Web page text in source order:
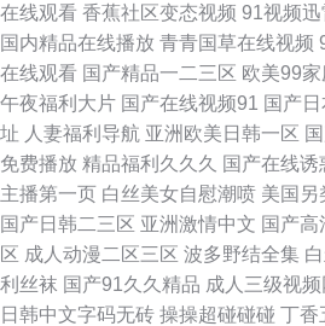
婷色综合 香蕉碰91碰碰精品 91视频在线观看
碰在线人人操91 久艹视频在线观看 人社局官
黄三级 无码专区免费 黄色片在线免费观看
网站在线观看 91黑丝大c 亚洲天堂地址 久久
91爱豆传媒肏屄视频 欧美性爱一区二区在线
在线观看 香蕉社区变态视频 91视频
国内精品在线播放 青青国草在线视频
在线观看 国产精品一二三区 欧美99
午夜福利大片 国产在线视频91 国产
址 人妻福利导航 亚洲欧美日韩一区
免费播放 精品福利久久久 国产在线诱
主播第一页 白丝美女自慰潮喷 美国另
国产日韩二三区 亚洲激情中文 国产高
区 成人动漫二区三区 波多野结全集
利丝袜 国产91久久精品 成人三级视
日韩中文字码无砖 操操超碰碰碰 丁香